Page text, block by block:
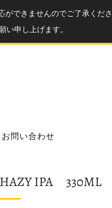
できませんのでご了承くだ
申し上げます。
お問い合わせ
HAZY IPA 330ML